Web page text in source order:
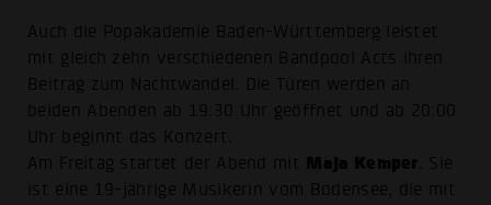
Auch die Popakademie Baden-Württemberg leistet
mit gleich zehn verschiedenen Bandpool Acts ihren
Beitrag zum Nachtwandel. Die Türen werden an
beiden Abenden ab 19:30 Uhr geöffnet und ab 20:00
Uhr beginnt das Konzert.
Am Freitag startet der Abend mit Maja Kemper . Sie
ist eine 19-jährige Musikerin vom Bodensee, die mit